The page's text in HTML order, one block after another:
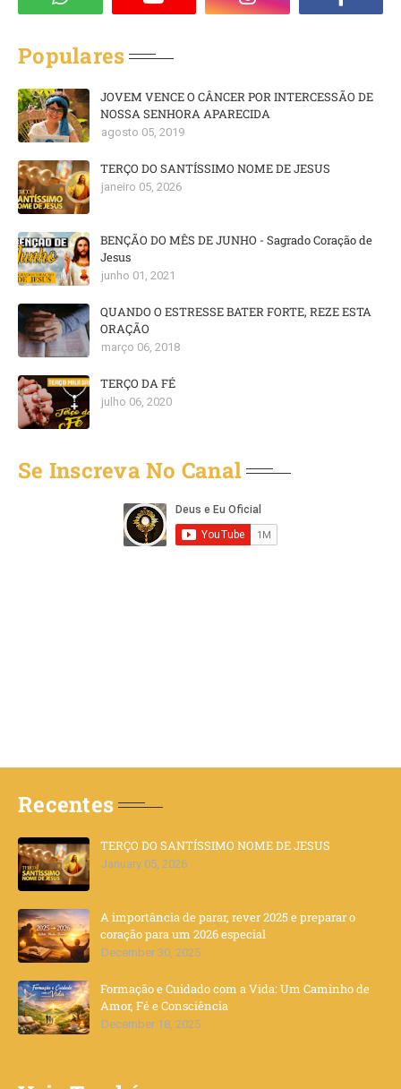
Populares
JOVEM VENCE O CÂNCER POR INTERCESSÃO DE
NOSSA SENHORA APARECIDA
agosto 05, 2019
TERÇO DO SANTÍSSIMO NOME DE JESUS
janeiro 05, 2026
BENÇÃO DO MÊS DE JUNHO - Sagrado Coração de
Jesus
junho 01, 2021
QUANDO O ESTRESSE BATER FORTE, REZE ESTA
ORAÇÃO
março 06, 2018
TERÇO DA FÉ
julho 06, 2020
Se Inscreva No Canal
Recentes
TERÇO DO SANTÍSSIMO NOME DE JESUS
January 05, 2026
A importância de parar, rever 2025 e preparar o
coração para um 2026 especial
December 30, 2025
Formação e Cuidado com a Vida: Um Caminho de
Amor, Fé e Consciência
December 18, 2025